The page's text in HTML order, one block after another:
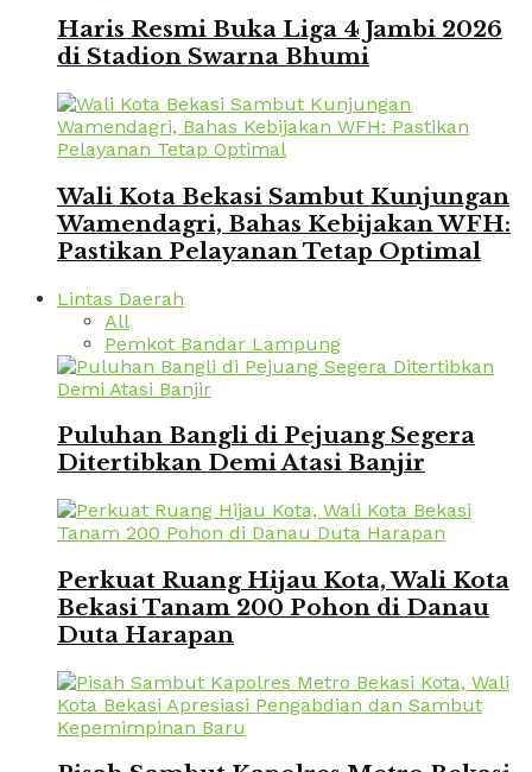
Haris Resmi Buka Liga 4 Jambi 2026
di Stadion Swarna Bhumi
Wali Kota Bekasi Sambut Kunjungan
Wamendagri, Bahas Kebijakan WFH:
Pastikan Pelayanan Tetap Optimal
Lintas Daerah
All
Pemkot Bandar Lampung
Puluhan Bangli di Pejuang Segera
Ditertibkan Demi Atasi Banjir
Perkuat Ruang Hijau Kota, Wali Kota
Bekasi Tanam 200 Pohon di Danau
Duta Harapan